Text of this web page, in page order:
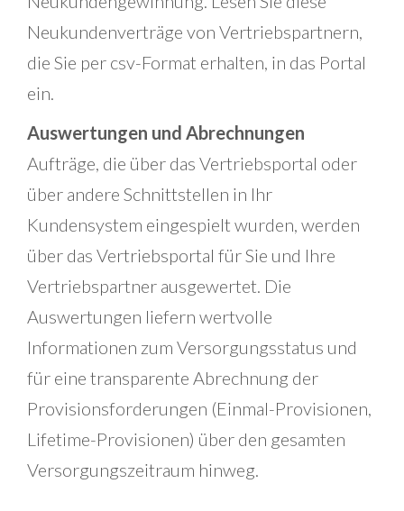
Neukundenverträge von Vertriebspartnern,
die Sie per csv-Format erhalten, in das Portal
ein.
Auswertungen und Abrechnungen
Aufträge, die über das Vertriebsportal oder
über andere Schnittstellen in Ihr
Kundensystem eingespielt wurden, werden
über das Vertriebsportal für Sie und Ihre
Vertriebspartner ausgewertet. Die
Auswertungen liefern wertvolle
Informationen zum Versorgungsstatus und
für eine transparente Abrechnung der
Provisionsforderungen (Einmal-Provisionen,
Lifetime-Provisionen) über den gesamten
Versorgungszeitraum hinweg.